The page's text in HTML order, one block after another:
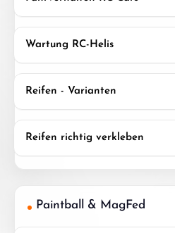
Wartung RC-Helis
Reifen - Varianten
Reifen richtig verkleben
Paintball & MagFed